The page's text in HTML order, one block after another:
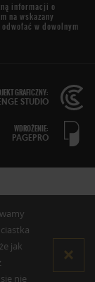
informacji o
na wskazany
w dowolnym
GRAFICZNY:
STUDIO
WDROŻENIE:
PAGEPRO
jak
nie